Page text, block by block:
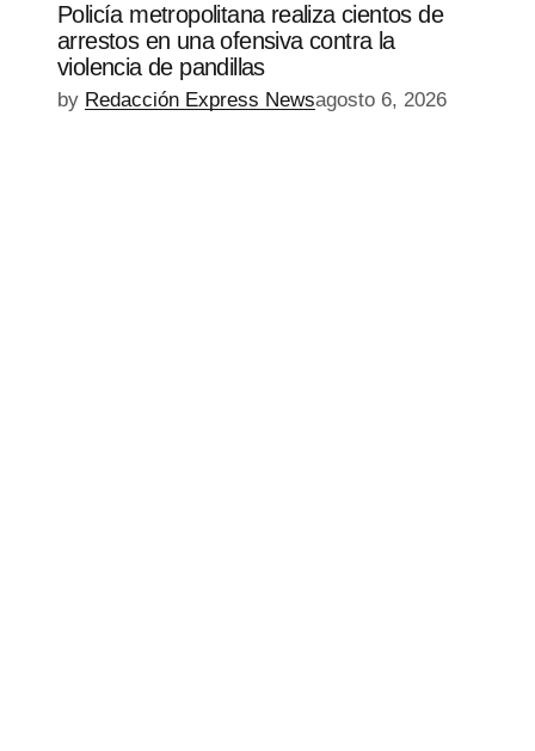
Policía metropolitana realiza cientos de
arrestos en una ofensiva contra la
violencia de pandillas
by Redacción Express Newsagosto 6, 2026